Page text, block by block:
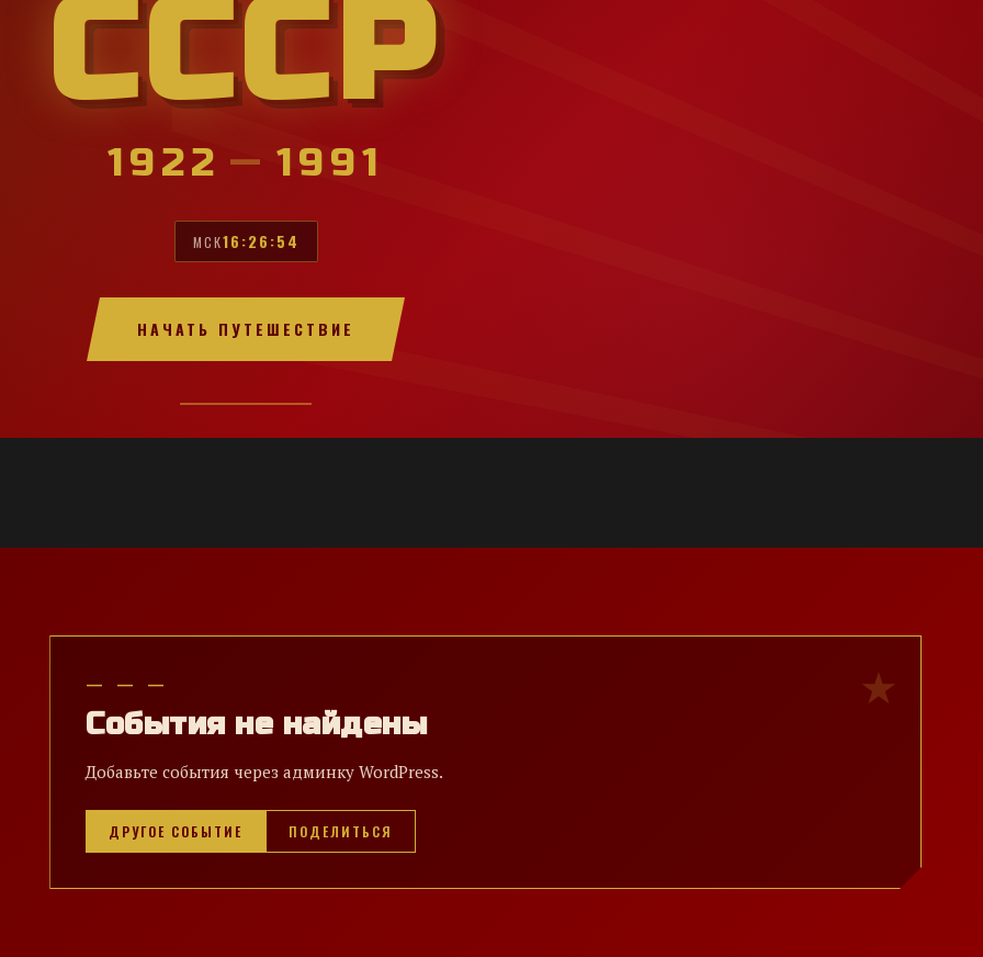
СССР
1922 — 1991
МСК16:26:56
НАЧАТЬ ПУТЕШЕСТВИЕ
— — —
События не найдены
Добавьте события через админку WordPress.
ДРУГОЕ СОБЫТИЕ ПОДЕЛИТЬСЯ